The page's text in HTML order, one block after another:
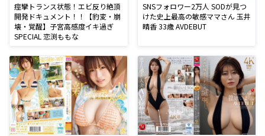
痙攣トランス状態！エビ反り絶頂
開発ドキュメント！！【豹変・崩
壊・覚醒】子宮高感度イキ過ぎ
SPECIAL 恋渕ももな
SNSフォロワー2万人 SODが見つ
けた史上最高の敏感ママさん 玉井
晴香 33歳 AVDEBUT